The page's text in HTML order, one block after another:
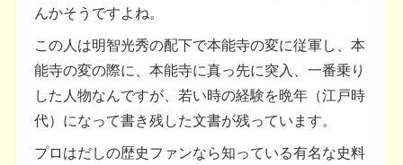
んかそうですよね。
この人は明智光秀の配下で本能寺の変に従軍し、本
能寺の変の際に、本能寺に真っ先に突入、一番乗り
した人物なんですが、若い時の経験を晩年（江戸時
代）になって書き残した文書が残っています。
プロはだしの歴史ファンなら知っている有名な史料